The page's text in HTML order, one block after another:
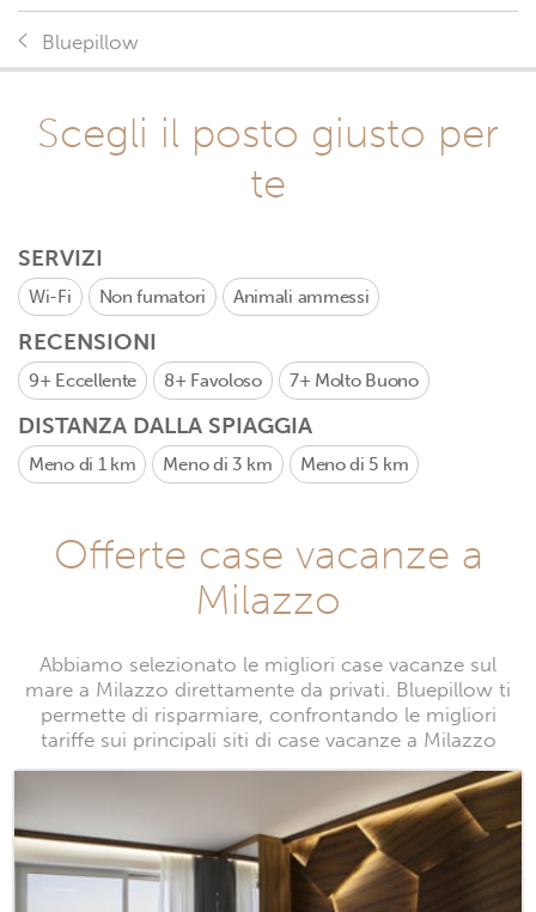
Bluepillow
Scegli il posto giusto per
te
SERVIZI
Wi-Fi Non fumatori Animali ammessi
RECENSIONI
9+ Eccellente 8+ Favoloso 7+ Molto Buono
DISTANZA DALLA SPIAGGIA
Meno di 1 km Meno di 3 km Meno di 5 km
Offerte case vacanze a
Milazzo
Abbiamo selezionato le migliori case vacanze sul
mare a Milazzo direttamente da privati. Bluepillow ti
permette di risparmiare, confrontando le migliori
tariffe sui principali siti di case vacanze a Milazzo